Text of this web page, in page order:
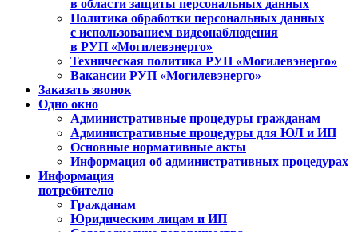
в области защиты персональных данных
Политика обработки персональных данных
с использованием видеонаблюдения
в РУП «Могилевэнерго»
Техническая политика РУП «Могилевэнерго»
Вакансии РУП «Могилевэнерго»
Заказать звонок
Одно окно
Административные процедуры гражданам
Административные процедуры для ЮЛ и ИП
Основные нормативные акты
Информация об административных процедурах
Информация
потребителю
Гражданам
Юридическим лицам и ИП